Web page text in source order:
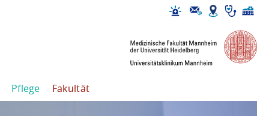
Pflege Fakultät